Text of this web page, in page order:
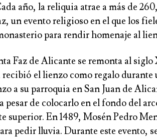
año, la reliquia atrae a más de
un evento religioso en el que los
para rendir homenaje al
Faz de Alicante se remonta al
el lienzo como regalo durante
a su parroquia en San Juan de
pesar de colocarlo en el fondo del
superior. En 1489, Mosén Pedro
pedir lluvia. Durante este evento,